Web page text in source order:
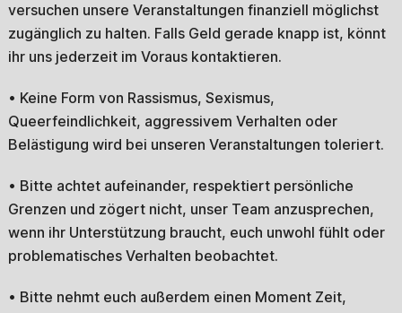
versuchen unsere Veranstaltungen finanziell möglichst
zugänglich zu halten. Falls Geld gerade knapp ist, könnt
ihr uns jederzeit im Voraus kontaktieren.
• Keine Form von Rassismus, Sexismus,
Queerfeindlichkeit, aggressivem Verhalten oder
Belästigung wird bei unseren Veranstaltungen toleriert.
• Bitte achtet aufeinander, respektiert persönliche
Grenzen und zögert nicht, unser Team anzusprechen,
wenn ihr Unterstützung braucht, euch unwohl fühlt oder
problematisches Verhalten beobachtet.
• Bitte nehmt euch außerdem einen Moment Zeit,